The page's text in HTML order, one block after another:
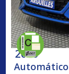
2020
Automático